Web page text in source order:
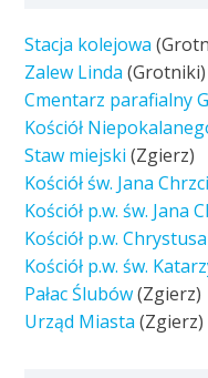
Stacja kolejowa
Zalew Linda (Grotniki)
Cmentarz parafialny
Kościół
Staw miejski (Zgierz)
Kościół św. Jana
Kościół p.w. św. Jana
Kościół p.w.
Kościół p.w. św.
Pałac Ślubów(Zgierz)
Urząd Miasta (Zgierz)